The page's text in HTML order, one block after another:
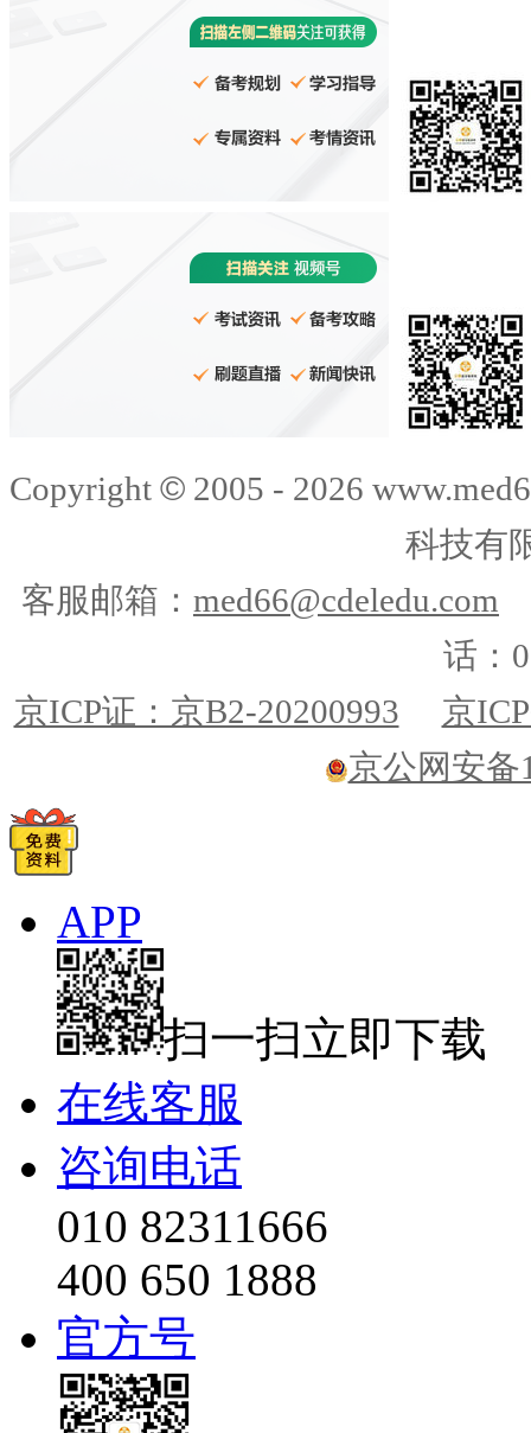
Copyright © 2005 - 2026
科技有
客服邮箱： med66@cdeledu.com
话：
京ICP证：京B2-20200993
京
京公网安备
APP
扫一扫立即下载
在线客服
咨询电话
010 82311666
400 650 1888
官方号